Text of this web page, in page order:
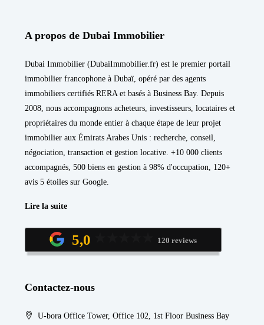
A propos de Dubai Immobilier
Dubai Immobilier (DubaiImmobilier.fr) est le premier portail
immobilier francophone à Dubaï, opéré par des agents
immobiliers certifiés RERA et basés à Business Bay. Depuis
2008, nous accompagnons acheteurs, investisseurs, locataires et
propriétaires du monde entier à chaque étape de leur projet
immobilier aux Émirats Arabes Unis : recherche, conseil,
négociation, transaction et gestion locative. +10 000 clients
accompagnés, 500 biens en gestion à 98% d'occupation, 120+
avis 5 étoiles sur Google.
Lire la suite
5,0 120 reviews
Contactez-nous
U-bora Office Tower, Office 102, 1st Floor Business Bay